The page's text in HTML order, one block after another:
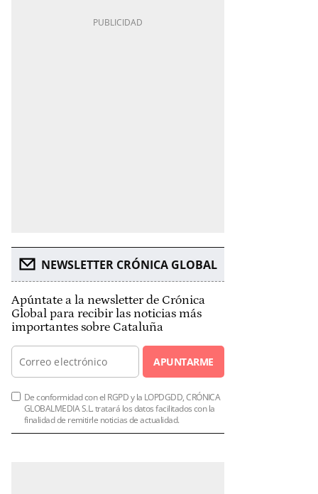
NEWSLETTER CRÓNICA GLOBAL
Apúntate a la newsletter de Crónica
Global para recibir las noticias más
importantes sobre Cataluña
APUNTARME
De conformidad con el RGPD y la LOPDGDD, CRÓNICA
GLOBALMEDIA S.L. tratará los datos facilitados con la
finalidad de remitirle noticias de actualidad.